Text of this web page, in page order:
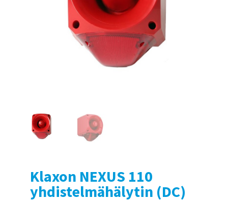
Klaxon NEXUS 110
yhdistelmähälytin (DC)